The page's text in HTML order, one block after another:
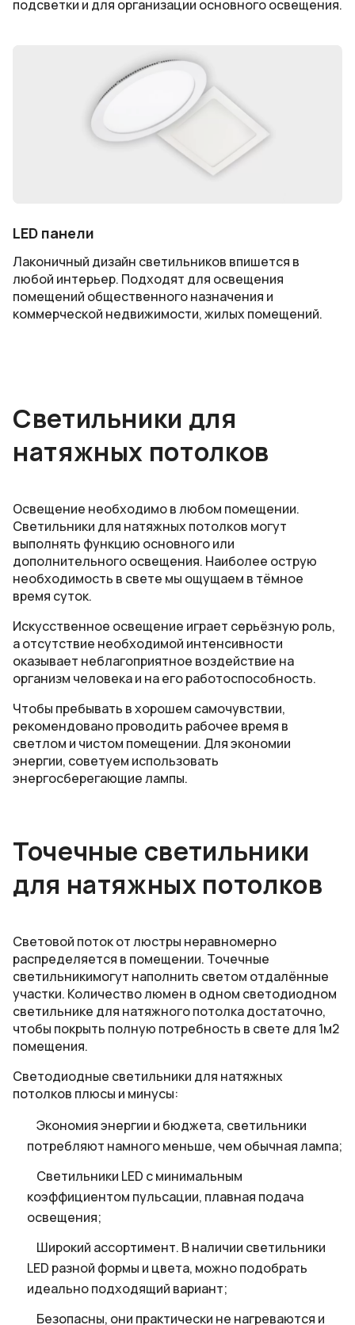
подсветки и для организации основного освещения.
LED панели
Лаконичный дизайн светильников впишется в
любой интерьер. Подходят для освещения
помещений общественного назначения и
коммерческой недвижимости, жилых помещений.
Светильники для
натяжных потолков
Освещение необходимо в любом помещении.
Светильники для натяжных потолков могут
выполнять функцию основного или
дополнительного освещения. Наиболее острую
необходимость в свете мы ощущаем в тёмное
время суток.
Искусственное освещение играет серьёзную роль,
а отсутствие необходимой интенсивности
оказывает неблагоприятное воздействие на
организм человека и на его работоспособность.
Чтобы пребывать в хорошем самочувствии,
рекомендовано проводить рабочее время в
светлом и чистом помещении. Для экономии
энергии, советуем использовать
энергосберегающие лампы.
Точечные светильники
для натяжных потолков
Световой поток от люстры неравномерно
распределяется в помещении. Точечные
светильникимогут наполнить светом отдалённые
участки. Количество люмен в одном светодиодном
светильнике для натяжного потолка достаточно,
чтобы покрыть полную потребность в свете для 1м2
помещения.
Светодиодные светильники для натяжных
потолков плюсы и минусы:
Экономия энергии и бюджета, светильники
потребляют намного меньше, чем обычная лампа;
Светильники LED с минимальным
коэффициентом пульсации, плавная подача
освещения;
Широкий ассортимент. В наличии светильники
LED разной формы и цвета, можно подобрать
идеально подходящий вариант;
Безопасны, они практически не нагреваются и